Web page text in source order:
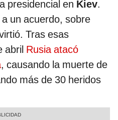
presidencial en Kiev.
un acuerdo, sobre
Tras esas
abril Rusia atacó
, causando la muerte de
más de 30 heridos